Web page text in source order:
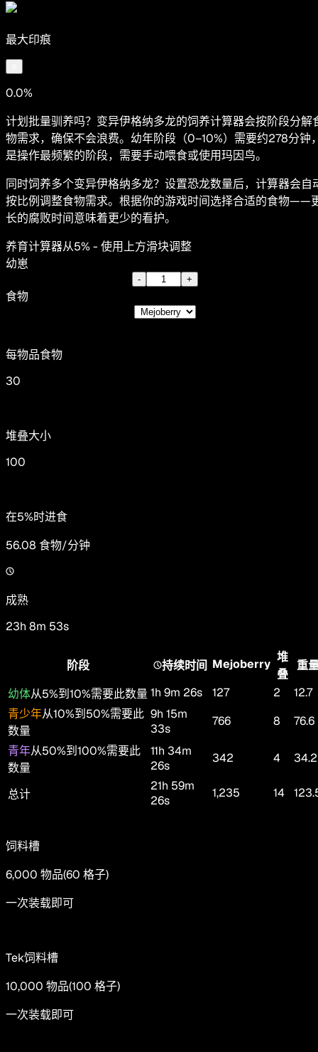
最大印痕
0.0%
计划批量驯养吗？变异伊格纳多龙的饲养计算器会按阶段分解
物需求，确保不会浪费。幼年阶段（0–10%）需要约278分钟
是操作最频繁的阶段，需要手动喂食或使用玛因鸟。
同时饲养多个变异伊格纳多龙？设置恐龙数量后，计算器会自
按比例调整食物需求。根据你的游戏时间选择合适的食物——
长的腐败时间意味着更少的看护。
养育计算器从5% - 使用上方滑块调整
幼崽
- +
食物
每物品食物
30
堆叠大小
100
在5%时进食
56.08 食物/分钟
成熟
23h 8m 53s
阶段 持续时间 Mejoberry 堆
叠
重
幼体从5%到10%需要此数量1h 9m 26s 127 2
12.7
青少年从10%到50%需要此
数量
9h 15m
33s
766 8
76.6
青年从50%到100%需要此
数量
11h 34m
26s
342 4 34.2
总计
21h 59m
26s
1,235 14
饲料槽
6,000 物品(60 格子)
一次装载即可
Tek饲料槽
10,000 物品(100 格子)
一次装载即可